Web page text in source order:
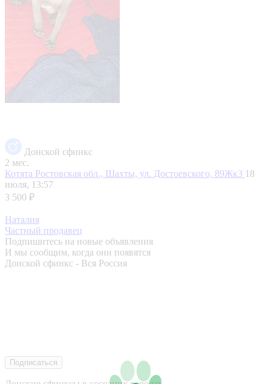
Донской сфинкс
2 мес.
Котята Ростовская обл., Шахты, ул. Достоевского, 89Жк3 18
июля, 13:57
3 500 ₽
Наталия
Частный продавец
Подпишитесь на новые объявления
И мы сообщим, когда они появятся
Донской сфинкс - Вся Россия
Подписаться